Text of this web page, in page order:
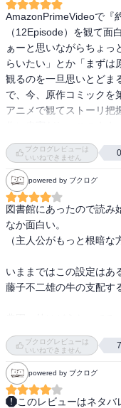
AmazonPrimeVideoで『
（12Episode）を観て面
ぁーと思いながらちょっ
らいたい」とか「まずは
観るのを一旦思いとどま
で、今、原作コミックを
アニメで観てストーリ把
アニメはないかな。
ブクログレビューは
いいねできません
0
powered by ブクログ
図書館にあったので読み
なか面白い。
（主人公がもっと根暗な
いままではこの設定はあ
藤子不二雄の牛の支配す
こう。
ブクログレビューは
いいねできません
7
powered by ブクログ
このレビューはネタバ